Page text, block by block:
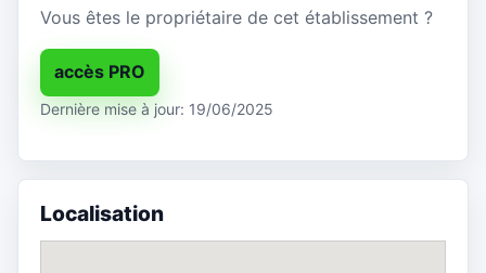
Vous êtes le propriétaire de cet établissement ?
accès PRO
Dernière mise à jour: 19/06/2025
Localisation